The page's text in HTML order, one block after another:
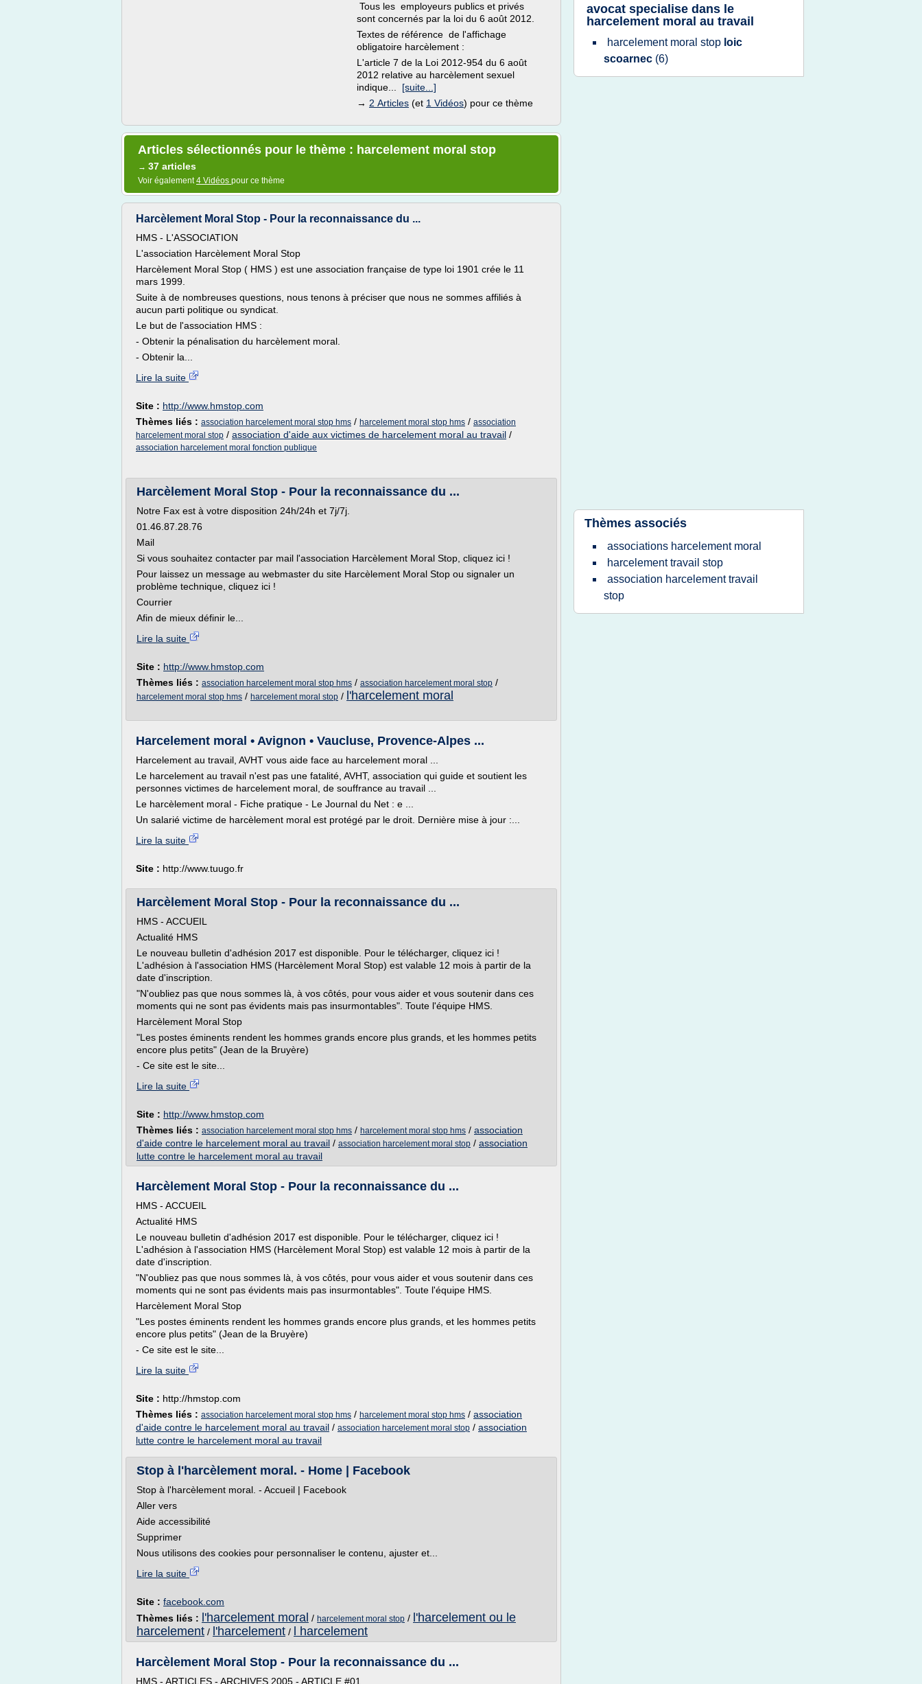
Tous les employeurs publics et privés
sont concernés par la loi du 6 août 2012.
Textes de référence de l'affichage
obligatoire harcèlement :
L'article 7 de la Loi 2012-954 du 6 août
2012 relative au harcèlement sexuel
indique... [suite...]
→ 2 Articles (et 1 Vidéos) pour ce thème
Articles sélectionnés pour le thème : harcelement moral stop
→ 37 articles
Voir également4 Vidéos pour ce thème
Harcèlement Moral Stop - Pour la reconnaissance du ...
HMS - L'ASSOCIATION
L'association Harcèlement Moral Stop
Harcèlement Moral Stop ( HMS ) est une association française de type loi 1901 crée le 11
mars 1999.
Suite à de nombreuses questions, nous tenons à préciser que nous ne sommes affiliés à
aucun parti politique ou syndicat.
Le but de l'association HMS :
- Obtenir la pénalisation du harcèlement moral.
- Obtenir la...
Lire la suite
Site : http://www.hmstop.com
Thèmes liés : association harcelement moral stop hms / harcelement moral stop hms / association
harcelement moral stop / association d'aide aux victimes de harcelement moral au travail /
association harcelement moral fonction publique
Harcèlement Moral Stop - Pour la reconnaissance du ...
Notre Fax est à votre disposition 24h/24h et 7j/7j.
01.46.87.28.76
Mail
Si vous souhaitez contacter par mail l'association Harcèlement Moral Stop, cliquez ici !
Pour laissez un message au webmaster du site Harcèlement Moral Stop ou signaler un
problème technique, cliquez ici !
Courrier
Afin de mieux définir le...
Lire la suite
Site : http://www.hmstop.com
Thèmes liés : association harcelement moral stop hms / association harcelement moral stop /
harcelement moral stop hms / harcelement moral stop / l'harcelement moral
Harcelement moral • Avignon • Vaucluse, Provence-Alpes ...
Harcelement au travail, AVHT vous aide face au harcelement moral ...
Le harcelement au travail n'est pas une fatalité, AVHT, association qui guide et soutient les
personnes victimes de harcelement moral, de souffrance au travail ...
Le harcèlement moral - Fiche pratique - Le Journal du Net : e ...
Un salarié victime de harcèlement moral est protégé par le droit. Dernière mise à jour :...
Lire la suite
Site : http://www.tuugo.fr
Harcèlement Moral Stop - Pour la reconnaissance du ...
HMS - ACCUEIL
Actualité HMS
Le nouveau bulletin d'adhésion 2017 est disponible. Pour le télécharger, cliquez ici !
L'adhésion à l'association HMS (Harcèlement Moral Stop) est valable 12 mois à partir de la
date d'inscription.
"N'oubliez pas que nous sommes là, à vos côtés, pour vous aider et vous soutenir dans ces
moments qui ne sont pas évidents mais pas insurmontables". Toute l'équipe HMS.
Harcèlement Moral Stop
"Les postes éminents rendent les hommes grands encore plus grands, et les hommes petits
encore plus petits" (Jean de la Bruyère)
- Ce site est le site...
Lire la suite
Site : http://www.hmstop.com
Thèmes liés : association harcelement moral stop hms / harcelement moral stop hms / association
d'aide contre le harcelement moral au travail / association harcelement moral stop / association
lutte contre le harcelement moral au travail
Harcèlement Moral Stop - Pour la reconnaissance du ...
HMS - ACCUEIL
Actualité HMS
Le nouveau bulletin d'adhésion 2017 est disponible. Pour le télécharger, cliquez ici !
L'adhésion à l'association HMS (Harcèlement Moral Stop) est valable 12 mois à partir de la
date d'inscription.
"N'oubliez pas que nous sommes là, à vos côtés, pour vous aider et vous soutenir dans ces
moments qui ne sont pas évidents mais pas insurmontables". Toute l'équipe HMS.
Harcèlement Moral Stop
"Les postes éminents rendent les hommes grands encore plus grands, et les hommes petits
encore plus petits" (Jean de la Bruyère)
- Ce site est le site...
Lire la suite
Site : http://hmstop.com
Thèmes liés : association harcelement moral stop hms / harcelement moral stop hms / association
d'aide contre le harcelement moral au travail / association harcelement moral stop / association
lutte contre le harcelement moral au travail
Stop à l'harcèlement moral. - Home | Facebook
Stop à l'harcèlement moral. - Accueil | Facebook
Aller vers
Aide accessibilité
Supprimer
Nous utilisons des cookies pour personnaliser le contenu, ajuster et...
Lire la suite
Site : facebook.com
Thèmes liés :
l'harcelement moral / harcelement moral stop / l'harcelement ou le
harcelement / l'harcelement / l harcelement
Harcèlement Moral Stop - Pour la reconnaissance du ...
HMS - ARTICLES - ARCHIVES 2005 - ARTICLE #01
avocat specialise dans le
harcelement moral au travail
harcelement moral stop loic
scoarnec (6)
Thèmes associés
associations harcelement moral
harcelement travail stop
association harcelement travail
stop